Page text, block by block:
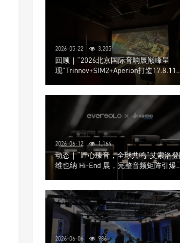
2026-05-22 3,205
回顾｜“2026北京国际音响展巅峰呈
现”Trinnov+SIM2+Aperion打造17.8.11
2026-06-12 1,164
动态｜“匠心臻音，全球共鸣”艾索洛
维也纳 Hi-End 展，完整音频矩阵引爆
2026-06-06 986